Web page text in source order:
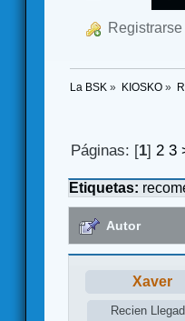
Registrarse
La BSK » KIOSKO»
Páginas: [1]2 3
Etiquetas:
Autor
Xaver
Recien